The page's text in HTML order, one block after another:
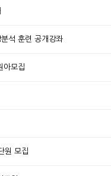
석 훈련 공개강좌
아모집
원 모집